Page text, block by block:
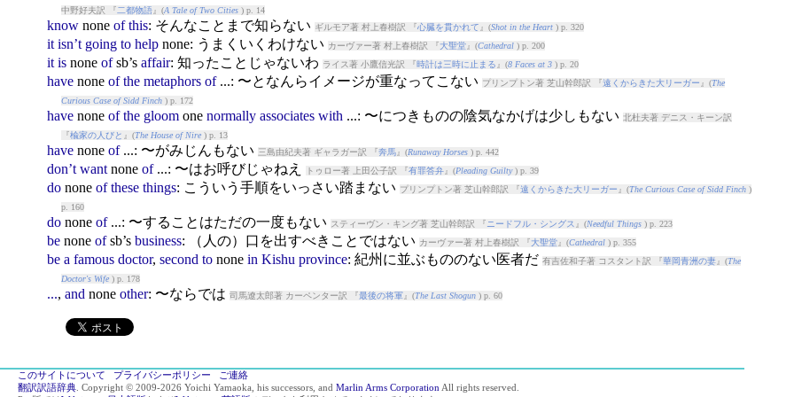
中野好夫訳 『二都物語』(A Tale of Two Cities) p. 14
know none of this: そんなことまで知らない ギルモア著 村上春樹訳 『心臓を貫かれて 』(Shot in the Heart) p. 320
it isn’t going to help none: うまくいくわけない カーヴァー著 村上春樹訳 『大聖堂』(Cathedral) p. 200
it is none ofsb’s affair: 知ったことじゃないわ ライス著 小鷹信光訳 『時計は三時に止まる 』(8 Faces at 3) p. 20
have none of the metaphors of...: 〜となんらイメージが重なってこない プリンプトン著 芝山幹郎訳 『遠くからきた大リーガー 』(The
Curious Case of Sidd Finch) p. 172
have none of the gloomone normally associates with ...: 〜につきものの陰気なかげは少しもない 北杜夫著 デニス・キーン訳
『楡家の人びと 』(The House of Nire) p. 13
have none of...: 〜がみじんもない 三島由紀夫著 ギャラガー訳 『奔馬』(Runaway Horses) p. 442
don’t want none of...: 〜はお呼びじゃねえ トゥロー著 上田公子訳 『有罪答弁』(Pleading Guilty) p. 39
do none of these things: こういう手順をいっさい踏まない プリンプトン著 芝山幹郎訳 『遠くからきた大リーガー 』(The Curious Case of Sidd Finch)
p. 160
do none of...: 〜することはただの一度もない スティーヴン・キング著 芝山幹郎訳 『 ニードフル・シングス 』(Needful Things) p. 223
be none ofsb’s business: （人の）口を出すべきことではない カーヴァー著 村上春樹訳 『大聖堂』(Cathedral) p. 355
be a famous doctor, second to none in Kishu province: 紀州に並ぶもののない医者だ 有吉佐和子著 コスタント訳 『華岡青洲の妻』(The
Doctor's Wife) p. 178
..., and none other: 〜ならでは 司馬遼太郎著 カーペンター訳 『最後の将軍』(The Last Shogun) p. 60
このサイトについて プライバシーポリシー
ご連絡
翻訳訳語辞典 . Copyright © 2009-2026 Yoichi Yamaoka, his successors, and Marlin Arms Corporation All rights reserved.